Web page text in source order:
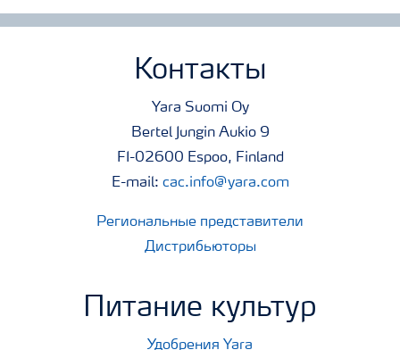
Контакты
Yara Suomi Oy
Bertel Jungin Aukio 9
FI-02600 Espoo, Finland
E-mail: cac.info@yara.com
Региональные представители
Дистрибьюторы
Питание культур
Удобрения Yara